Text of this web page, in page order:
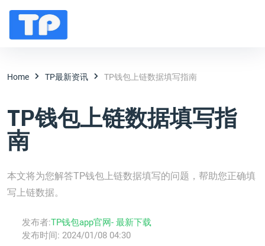
Home TP最新资讯 TP钱包上链数据填写指南
TP钱包上链数据填写指
南
本文将为您解答TP钱包上链数据填写的问题，帮助您正确填
写上链数据。
发布者:TP钱包app官网- 最新下载
发布时间: 2024/01/08 04:30